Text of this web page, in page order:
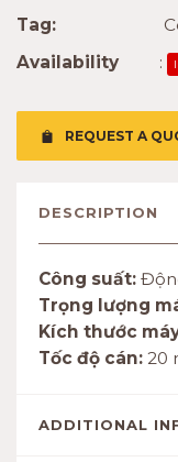
REQUEST A
Tag:
Availability
:
DESCRIPTION
Công suất:
Trọng lượng
Kích thước
Tốc độ cán: 20
ADDITIONAL